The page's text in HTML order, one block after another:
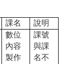
課名
說明
數位
內容
製作
課號
與課
名不